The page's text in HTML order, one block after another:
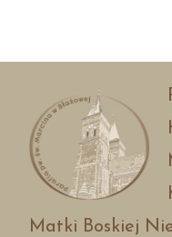
Matki Boskiej